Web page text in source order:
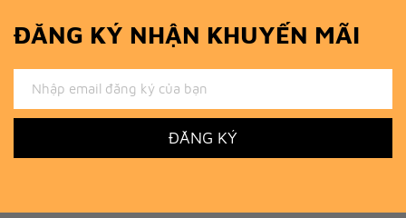
ĐĂNG KÝ NHẬN KHUYẾN MÃI
ĐĂNG KÝ